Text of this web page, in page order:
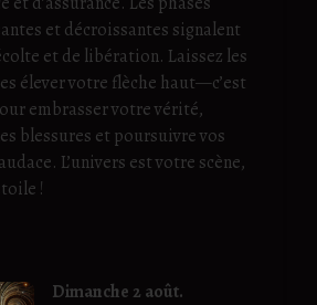
et décroissantes signalent
et de libération. Laissez les
élever votre flèche haut—c’est
embrasser votre vérité,
blessures et poursuivre vos
L’univers est votre scène,
!
Dimanche 2 août.